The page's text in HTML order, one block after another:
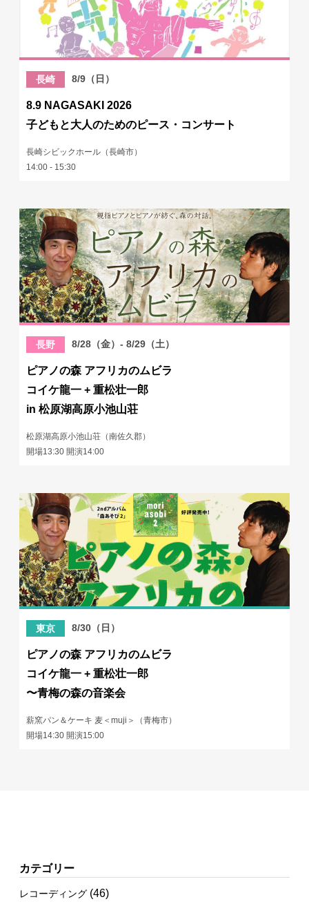
長崎 8/9（日）
8.9 NAGASAKI 2026
子どもと大人のためのピース・コンサート
長崎シビックホール（長崎市）
14:00 - 15:30
長野 8/28（金）- 8/29（土）
ピアノの森 アフリカのムビラ
コイケ龍一 + 重松壮一郎
in 松原湖高原小池山荘
松原湖高原小池山荘（南佐久郡）
開場13:30 開演14:00
東京 8/30（日）
ピアノの森 アフリカのムビラ
コイケ龍一 + 重松壮一郎
〜青梅の森の音楽会
薪窯パン＆ケーキ 麦＜muji＞（青梅市）
開場14:30 開演15:00
カテゴリー
レコーディング (46)